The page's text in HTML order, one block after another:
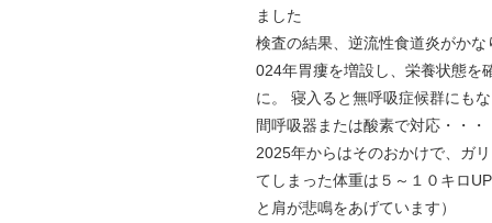
ました
検査の結果、逆流性食道炎がかな
024年胃瘻を増設し、栄養状態を
に。 寝入ると無呼吸症候群にも
間呼吸器または酸素で対応・・・
2025年からはそのおかけで、ガ
てしまった体重は５～１０キロ
と肩が悲鳴をあげています）